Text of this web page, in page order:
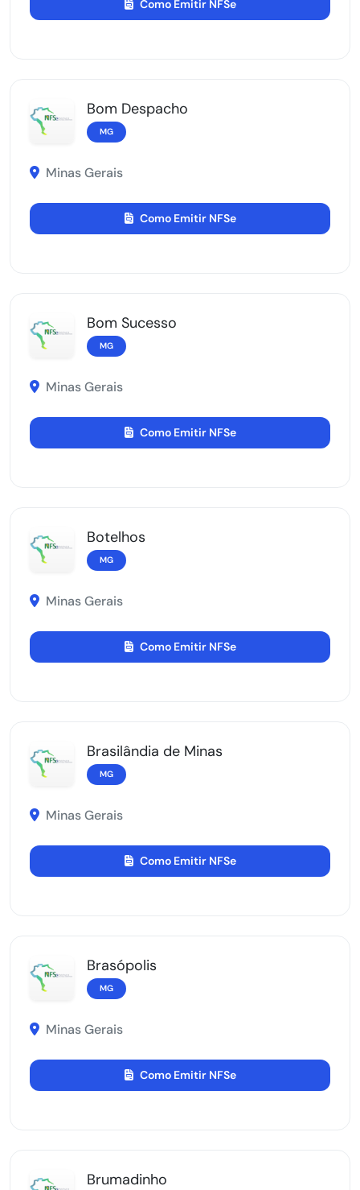
Como Emitir NFSe
Bom Despacho
MG
Minas Gerais
Como Emitir NFSe
Bom Sucesso
MG
Minas Gerais
Como Emitir NFSe
Botelhos
MG
Minas Gerais
Como Emitir NFSe
Brasilândia de Minas
MG
Minas Gerais
Como Emitir NFSe
Brasópolis
MG
Minas Gerais
Como Emitir NFSe
Brumadinho